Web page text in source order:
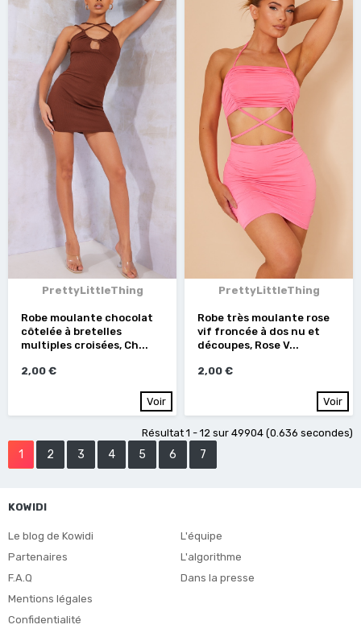
PrettyLittleThing
Robe moulante chocolat
côtelée à bretelles
multiples croisées, Ch...
2,00 €
Voir
PrettyLittleThing
Robe très moulante rose
vif froncée à dos nu et
découpes, Rose V...
2,00 €
Voir
Résultat 1 - 12 sur 49904 (0.636 secondes)
1 2 3 4 5 6 7
KOWIDI
Le blog de Kowidi
Partenaires
F.A.Q
Mentions légales
Confidentialité
L'équipe
L'algorithme
Dans la presse